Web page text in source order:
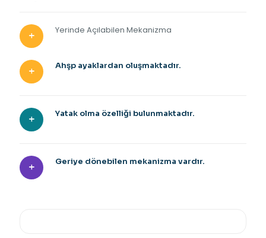
Yerinde Açılabilen Mekanizma
Ahşp ayaklardan oluşmaktadır.
Yatak olma özelliği bulunmaktadır.
Geriye dönebilen mekanizma vardır.